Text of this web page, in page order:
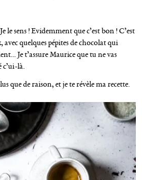
le sens ! Evidemment que c’est bon ! C’est
quelques pépites de chocolat qui
Je t’assure Maurice que tu ne vas
c’ui-là.
que de raison, et je te révèle ma recette.